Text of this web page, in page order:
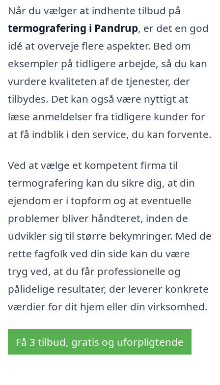
Når du vælger at indhente tilbud på
termografering i Pandrup, er det en god
idé at overveje flere aspekter. Bed om
eksempler på tidligere arbejde, så du kan
vurdere kvaliteten af de tjenester, der
tilbydes. Det kan også være nyttigt at
læse anmeldelser fra tidligere kunder for
at få indblik i den service, du kan forvente.
Ved at vælge et kompetent firma til
termografering kan du sikre dig, at din
ejendom er i topform og at eventuelle
problemer bliver håndteret, inden de
udvikler sig til større bekymringer. Med de
rette fagfolk ved din side kan du være
tryg ved, at du får professionelle og
pålidelige resultater, der leverer konkrete
værdier for dit hjem eller din virksomhed.
Få 3 tilbud, gratis og uforpligtende